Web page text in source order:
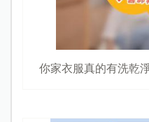
你家衣服真的有洗乾